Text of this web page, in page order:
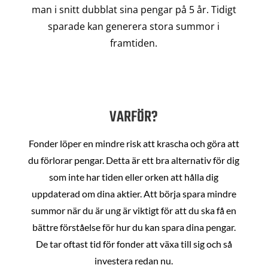
man i snitt dubblat sina pengar på 5 år. Tidigt
sparade kan generera stora summor i
framtiden.
VARFÖR?
Fonder löper en mindre risk att krascha och göra att
du förlorar pengar. Detta är ett bra alternativ för dig
som inte har tiden eller orken att hålla dig
uppdaterad om dina aktier. Att börja spara mindre
summor när du är ung är viktigt för att du ska få en
bättre förståelse för hur du kan spara dina pengar.
De tar oftast tid för fonder att växa till sig och så
investera redan nu.